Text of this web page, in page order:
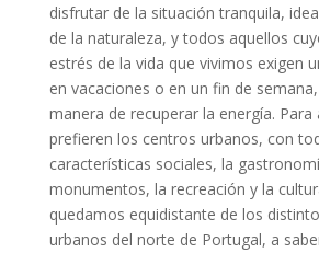
disfrutar de la situación tranquila,
de la naturaleza, y todos aquellos
estrés de la vida que vivimos exigen
en vacaciones o en un fin de
manera de recuperar la energía. Para
prefieren los centros urbanos, con
características sociales, la
monumentos, la recreación y la
quedamos equidistante de los
urbanos del norte de Portugal, a